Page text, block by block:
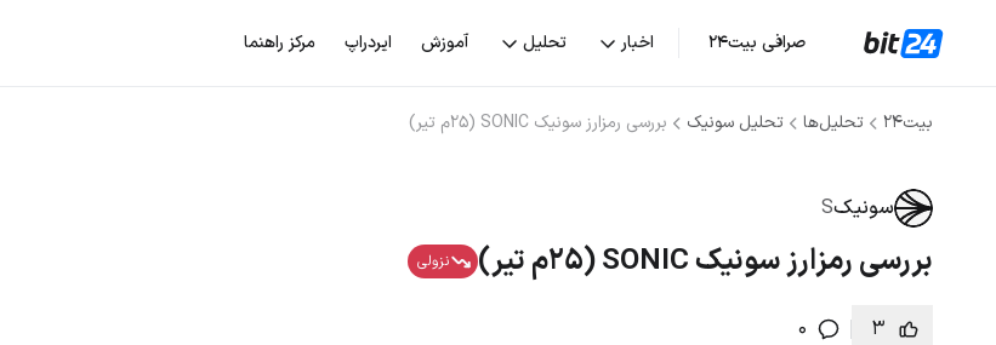
صرافی بیت۲۴ اخبار تحلیل آموزش ایردراپ مرکز راهنما
بیت۲۴ تحلیل‌ها تحلیل سونیک بررسی رمزارز سونیک SONIC (۲۵م تیر)
سونیکS
بررسی رمزارز سونیک SONIC (۲۵م تیر) نزولی
3
0